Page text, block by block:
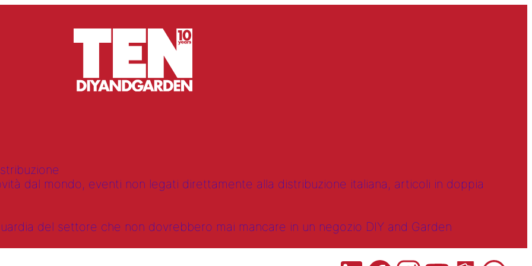
dal mondo, eventi non legati direttamente alla distribuzione italiana, articoli in doppia
del settore che non dovrebbero mai mancare in un negozio DIY and Garden